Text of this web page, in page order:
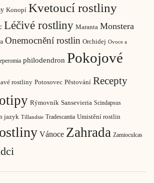
Konopí Kvetoucí rostliny
Léčivé rostliny Maranta Monstera
Onemocnění rostlin Orchidej Ovoce a
philodendron Pokojové
rostliny Potosovec Pěstování Recepty
Rýmovník Sansevieria Scindapsus
jazyk Tillandsie Tradescantia Umistění rostlin
Vánoce Zahrada Zamioculcas